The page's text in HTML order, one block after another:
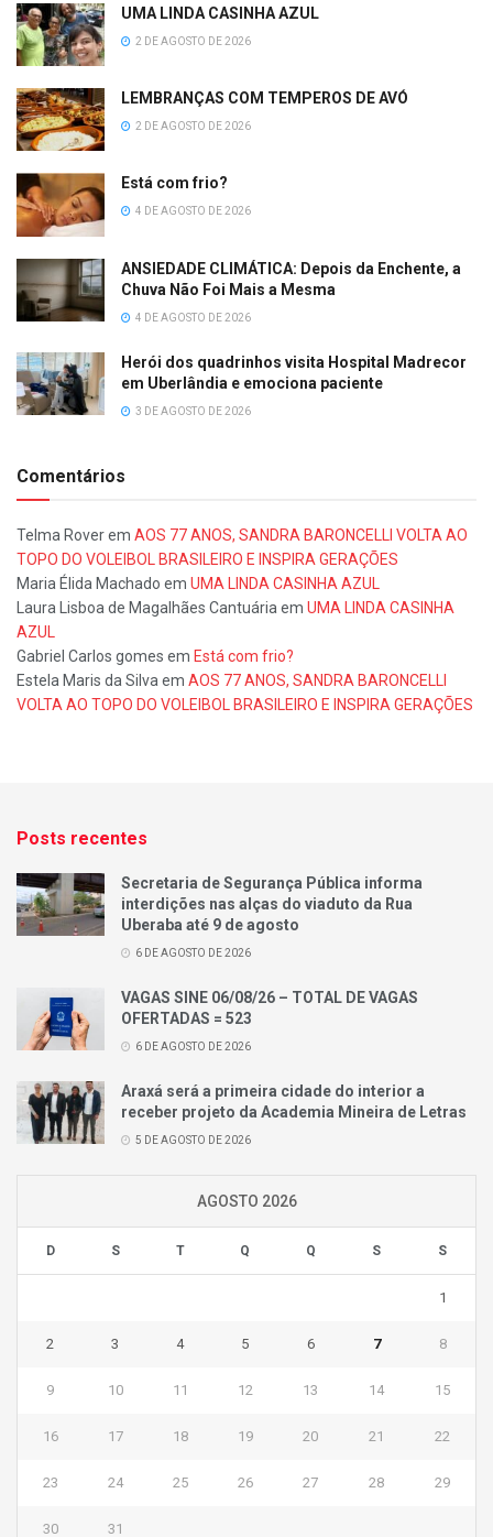
UMA LINDA CASINHA AZUL
2 DE AGOSTO DE 2026
LEMBRANÇAS COM TEMPEROS DE AVÓ
2 DE AGOSTO DE 2026
Está com frio?
4 DE AGOSTO DE 2026
ANSIEDADE CLIMÁTICA: Depois da Enchente, a
Chuva Não Foi Mais a Mesma
4 DE AGOSTO DE 2026
Herói dos quadrinhos visita Hospital Madrecor
em Uberlândia e emociona paciente
3 DE AGOSTO DE 2026
Comentários
Telma Roverem AOS 77 ANOS, SANDRA BARONCELLI VOLTA AO
TOPO DO VOLEIBOL BRASILEIRO E INSPIRA GERAÇÕES
Maria Élida Machado em UMA LINDA CASINHA AZUL
Laura Lisboa de Magalhães Cantuária em UMA LINDA CASINHA
AZUL
Gabriel Carlos gomes em Está com frio?
Estela Maris da Silva em AOS 77 ANOS, SANDRA BARONCELLI
VOLTA AO TOPO DO VOLEIBOL BRASILEIRO E INSPIRA GERAÇÕES
Posts recentes
Secretaria de Segurança Pública informa
interdições nas alças do viaduto da Rua
Uberaba até 9 de agosto
6 DE AGOSTO DE 2026
VAGAS SINE 06/08/26 – TOTAL DE VAGAS
OFERTADAS = 523
6 DE AGOSTO DE 2026
Araxá será a primeira cidade do interior a
receber projeto da Academia Mineira de Letras
5 DE AGOSTO DE 2026
AGOSTO 2026
D S T Q Q S S
1
2 3 4 5 6 7 8
9 10 11 12 13 14 15
16 17 18 19 20 21 22
23 24 25 26 27 28 29
30 31